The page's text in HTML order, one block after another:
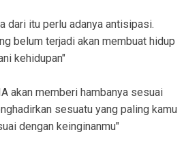
dari itu perlu adanya antisipasi.
belum terjadi akan membuat hidup
kehidupan"
akan memberi hambanya sesuai
sesuatu yang paling kamu
dengan keinginanmu"